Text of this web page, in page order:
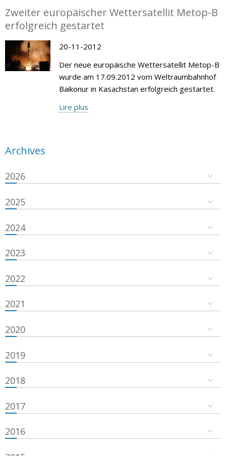
Zweiter europäischer Wettersatellit Metop-B
erfolgreich gestartet
20-11-2012
Der neue europäische Wettersatellit Metop-B
wurde am 17.09.2012 vom Weltraumbahnhof
Baikonur in Kasachstan erfolgreich gestartet.
Lire plus
Archives
2026
2025
2024
2023
2022
2021
2020
2019
2018
2017
2016